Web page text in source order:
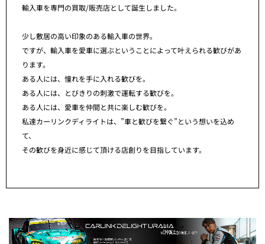
輸入車を専門の買取/販売店として誕生しました。
少し敷居の高い印象のある輸入車の世界。
ですが、輸入車を愛車に選ぶということによって叶えられる歓びがあ
ります。
ある人には、憧れを手に入れる歓びを。
ある人には、とびきりの刺激で運転する歓びを。
ある人には、愛車を仲間と共に楽しむ歓びを。
私達カーリンクディライトは、”車と歓びを繋ぐ”という想いを込め
て、
その歓びを身近に感じて頂ける店創りを目指しています。